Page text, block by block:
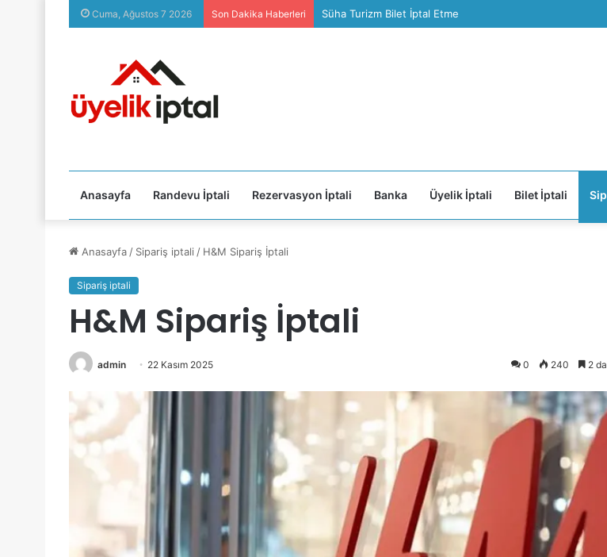
Cuma, Ağustos 7 2026 Son Dakika Haberleri Sözcü Plus Üyelik İptali Nasıl Yapılır
Anasayfa Randevu İptali Rezervasyon İptali Banka Üyelik İptali Bilet İptali
Anasayfa / Sipariş iptali / H&M Sipariş İptali
Sipariş iptali
H&M Sipariş İptali
admin 22 Kasım 2025 0 240 2